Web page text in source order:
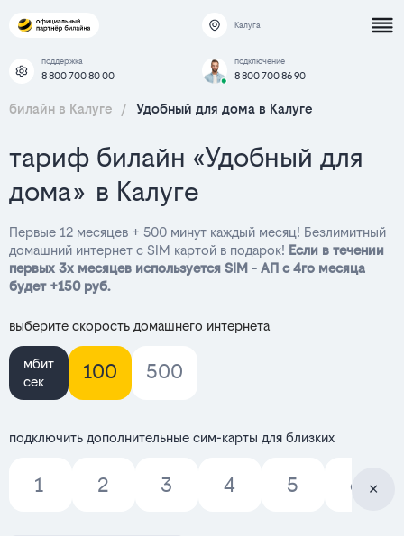
Калуга
поддержка
8 800 700 80 00
подключение
8 800 700 86 90
билайн в Калуге / Удобный для дома в Калуге
тариф билайн «Удобный для
дома» в Калуге
Первые 12 месяцев + 500 минут каждый месяц! Безлимитный
домашний интернет с SIM картой в подарок! Если в течении
первых 3х месяцев используется SIM - АП с 4го месяца
будет +150 руб.
выберите скорость домашнего интернета
мбит
сек
100 500
подключить дополнительные сим-карты для близких
1 2 3 4 5 6